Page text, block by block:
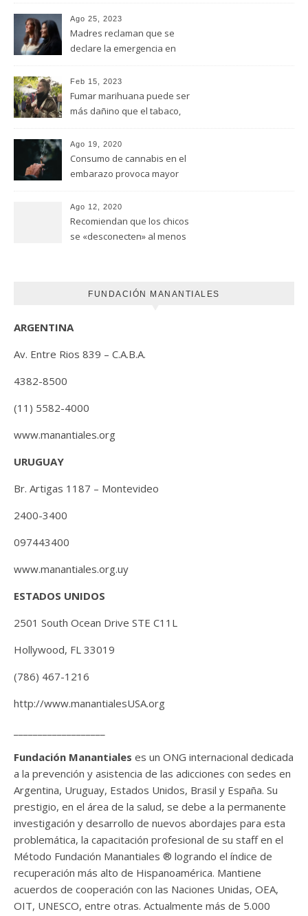
Ago 25, 2023
Madres reclaman que se
declare la emergencia en
Feb 15, 2023
Fumar marihuana puede ser
más dañino que el tabaco,
Universidad de Ottawa
Ago 19, 2020
Consumo de cannabis en el
embarazo provoca mayor
(FUNDACION MANANTIALES)
Ago 12, 2020
Recomiendan que los chicos
se «desconecten» al menos
FUNDACIÓN MANANTIALES
ARGENTINA
Av. Entre Rios 839 – C.A.B.A.
4382-8500
(11) 5582-4000
www.manantiales.org
URUGUAY
Br. Artigas 1187 – Montevideo
2400-3400
097443400
www.manantiales.org.uy
ESTADOS UNIDOS
2501 South Ocean Drive STE C11L
Hollywood, FL 33019
(786) 467-1216
http://www.manantialesUSA.org
Fundación Manantiales es un ONG internacional dedicada
a la prevención y asistencia de las adicciones con sedes en
Argentina, Uruguay, Estados Unidos, Brasil y España. Su
prestigio, en el área de la salud, se debe a la permanente
investigación y desarrollo de nuevos abordajes para esta
problemática, la capacitación profesional de su staff en el
Método Fundación Manantiales ® logrando el índice de
recuperación más alto de Hispanoamérica. Mantiene
acuerdos de cooperación con las Naciones Unidas, OEA,
OIT, UNESCO, entre otras. Actualmente más de 5.000